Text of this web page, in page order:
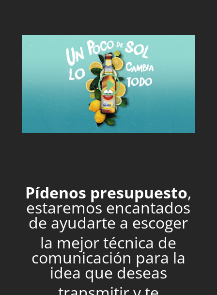
Pídenos presupuesto,
estaremos encantados
de ayudarte a escoger
la mejor técnica de
comunicación para la
idea que deseas